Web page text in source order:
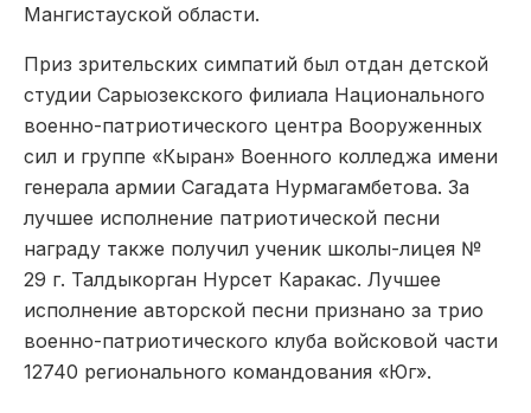
Мангистауской области.
Приз зрительских симпатий был отдан детской
студии Сарыозекского филиала Национального
военно-патриотического центра Вооруженных
сил и группе «Кыран» Военного колледжа имени
генерала армии Сагадата Нурмагамбетова. За
лучшее исполнение патриотической песни
награду также получил ученик школы-лицея №
29 г. Талдыкорган Нурсет Каракас. Лучшее
исполнение авторской песни признано за трио
военно-патриотического клуба войсковой части
12740 регионального командования «Юг».